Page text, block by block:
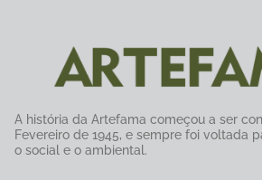
A história da Artefama começou a ser
Fevereiro de 1945, e sempre foi voltada
o social e o ambiental.